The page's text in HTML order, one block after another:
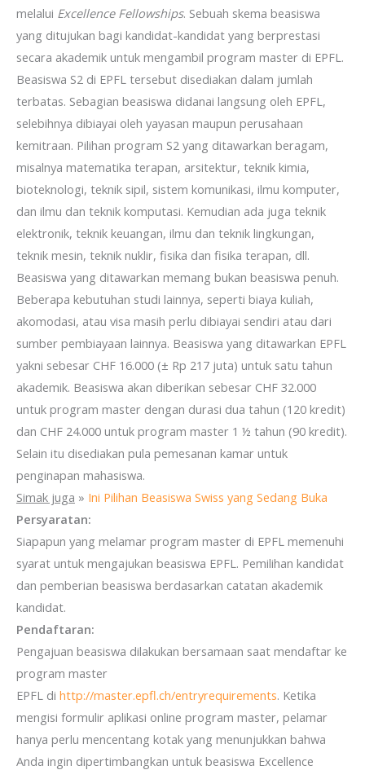
melalui Excellence Fellowships. Sebuah skema beasiswa
yang ditujukan bagi kandidat-kandidat yang berprestasi
secara akademik untuk mengambil program master di EPFL.
Beasiswa S2 di EPFL tersebut disediakan dalam jumlah
terbatas. Sebagian beasiswa didanai langsung oleh EPFL,
selebihnya dibiayai oleh yayasan maupun perusahaan
kemitraan. Pilihan program S2 yang ditawarkan beragam,
misalnya matematika terapan, arsitektur, teknik kimia,
bioteknologi, teknik sipil, sistem komunikasi, ilmu komputer,
dan ilmu dan teknik komputasi. Kemudian ada juga teknik
elektronik, teknik keuangan, ilmu dan teknik lingkungan,
teknik mesin, teknik nuklir, fisika dan fisika terapan, dll.
Beasiswa yang ditawarkan memang bukan beasiswa penuh.
Beberapa kebutuhan studi lainnya, seperti biaya kuliah,
akomodasi, atau visa masih perlu dibiayai sendiri atau dari
sumber pembiayaan lainnya. Beasiswa yang ditawarkan EPFL
yakni sebesar CHF 16.000 (± Rp 217 juta) untuk satu tahun
akademik. Beasiswa akan diberikan sebesar CHF 32.000
untuk program master dengan durasi dua tahun (120 kredit)
dan CHF 24.000 untuk program master 1 ½ tahun (90 kredit).
Selain itu disediakan pula pemesanan kamar untuk
penginapan mahasiswa.
Simak juga » Ini Pilihan Beasiswa Swiss yang Sedang Buka
Persyaratan:
Siapapun yang melamar program master di EPFL memenuhi
syarat untuk mengajukan beasiswa EPFL. Pemilihan kandidat
dan pemberian beasiswa berdasarkan catatan akademik
kandidat.
Pendaftaran:
Pengajuan beasiswa dilakukan bersamaan saat mendaftar ke
program master
EPFL di http://master.epfl.ch/entryrequirements. Ketika
mengisi formulir aplikasi online program master, pelamar
hanya perlu mencentang kotak yang menunjukkan bahwa
Anda ingin dipertimbangkan untuk beasiswa Excellence